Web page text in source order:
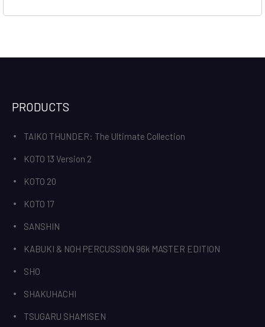
PRODUCTS
TAIKO THUNDER: The Ultimate Collection
KOTO 13 Version 2
KOTO 20
KOTO 17
SANSHIN
KABUKI & NOH PERCUSSION 96k MASTER EDITION
SHO
SHAKUHACHI
TSUGARU SHAMISEN